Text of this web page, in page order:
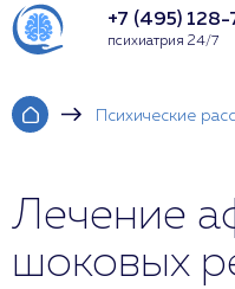
+7 (495)
психиатрия 24/7
Психические
Лечение
шоковых